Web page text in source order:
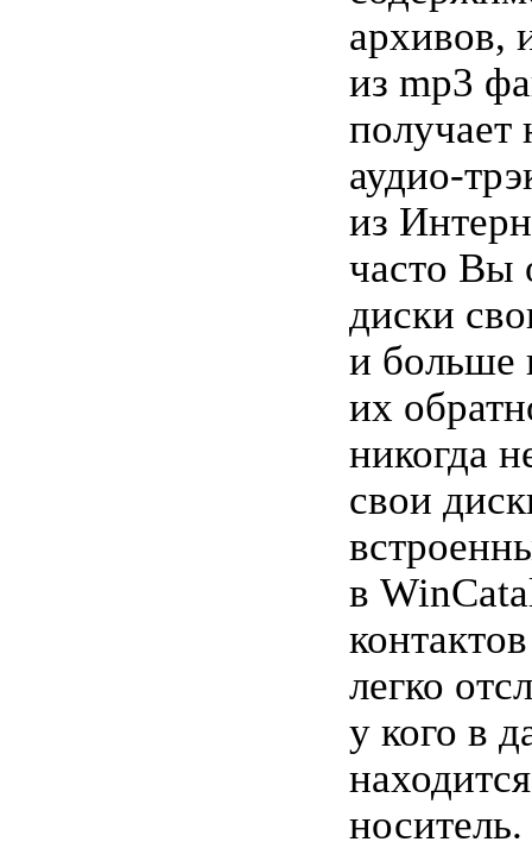
архивов,
из mp3
получает
аудио-
из
часто Вы
диски
и больше
их
никогда
свои
в
легко
у кого в
носитель.